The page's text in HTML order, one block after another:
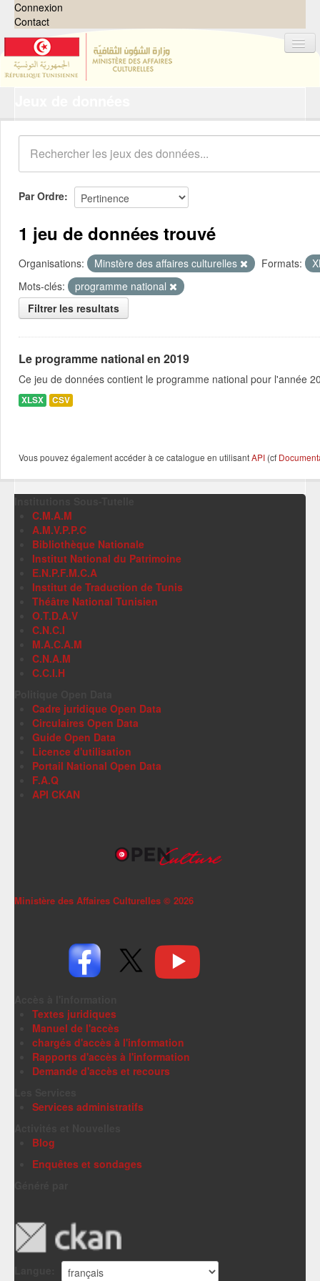
Connexion
Contact
Organisations
Groupes
Demandes 0
À propos
Par Ordre
1 jeu de données trouvé
Organisations: Minstère des affaires culturelles Formats:
Mots-clés:
programme national
Filtrer les resultats
Le programme national en 2019
Ce jeu de données contient le programme national pour l'année
XLSX CSV
Vous pouvez également accéder à ce catalogue en utilisantAPI (cf
C.M.A.M
A.M.V.P.P.C
Bibliothèque Nationale
Institut National du Patrimoine
E.N.P.F.M.C.A
Institut de Traduction de Tunis
Théâtre National Tunisien
O.T.D.A.V
C.N.C.I
M.A.C.A.M
C.N.A.M
C.C.I.H
Cadre juridique Open Data
Circulaires Open Data
Guide Open Data
Licence d'utilisation
Portail National Open Data
F.A.Q
API CKAN
Ministère des Affaires Culturelles © 2026
Textes juridiques
Manuel de l'accès
chargés d'accès à l'information
Rapports d'accès à l'information
Demande d'accès et recours
Services administratifs
Blog
Enquêtes et sondages